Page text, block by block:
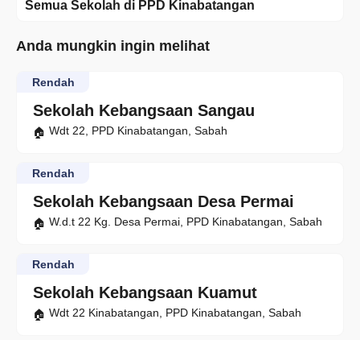
Semua Sekolah di PPD Kinabatangan
Anda mungkin ingin melihat
Sekolah Kebangsaan Sangau
Rendah
Wdt 22, PPD Kinabatangan, Sabah
Sekolah Kebangsaan Desa Permai
Rendah
W.d.t 22 Kg. Desa Permai, PPD Kinabatangan, Sabah
Sekolah Kebangsaan Kuamut
Rendah
Wdt 22 Kinabatangan, PPD Kinabatangan, Sabah